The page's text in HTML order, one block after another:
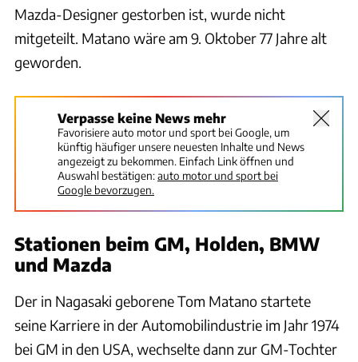
Mazda-Designer gestorben ist, wurde nicht
mitgeteilt. Matano wäre am 9. Oktober 77 Jahre alt
geworden.
Verpasse keine News mehr
Favorisiere auto motor und sport bei Google, um
künftig häufiger unsere neuesten Inhalte und News
angezeigt zu bekommen. Einfach Link öffnen und
Auswahl bestätigen:auto motor und sport bei
Google bevorzugen.
Stationen beim GM, Holden, BMW
und Mazda
Der in Nagasaki geborene Tom Matano startete
seine Karriere in der Automobilindustrie im Jahr 1974
bei GM in den USA, wechselte dann zur GM-Tochter